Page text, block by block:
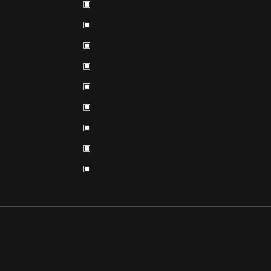
▣
▣
▣
▣
▣
▣
▣
▣
▣